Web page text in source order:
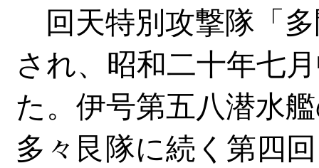
回天特別攻撃隊「
され、昭和二十年七
た。伊号第五八潜水
多々艮隊に続く第四